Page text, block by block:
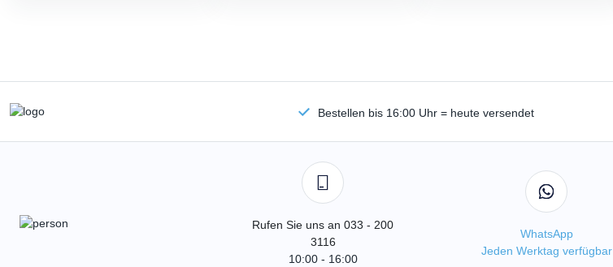
Bestellen bis 16:00 Uhr = heute versendet
Rufen Sie uns an 033 - 200
3116
10:00 - 16:00
WhatsApp
Jeden Werktag verfügbar